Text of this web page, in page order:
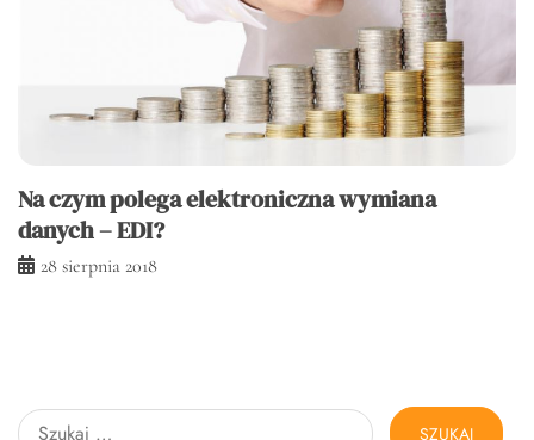
Na czym polega elektroniczna wymiana
danych – EDI?
28 sierpnia 2018
Szukaj: